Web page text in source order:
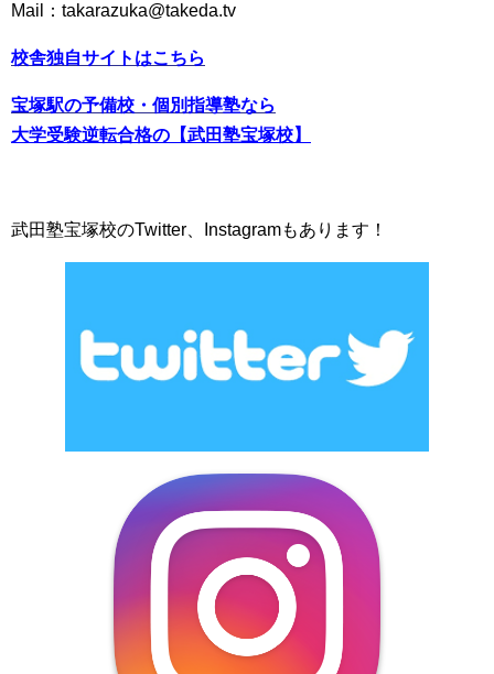
Mail：takarazuka@takeda.tv
校舎独自サイトはこちら
宝塚駅の予備校・個別指導塾なら
大学受験逆転合格の【武田塾宝塚校】
武田塾宝塚校のTwitter、Instagramもあります！